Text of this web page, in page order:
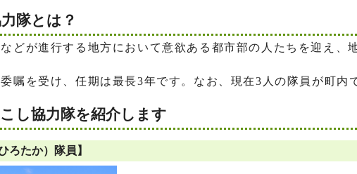
隊とは？
どが進行する地方において意欲ある都市部の人たちを迎え、
嘱を受け、任期は最長3年です。なお、現在3人の隊員が町内
し協力隊を紹介します
たか）隊員】